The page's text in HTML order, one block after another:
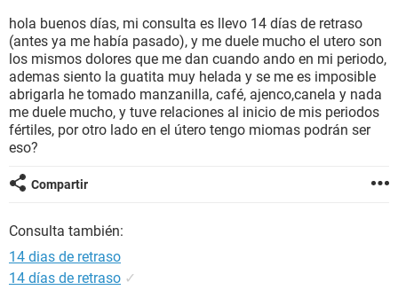
BIENESTAR
SEXUALIDAD
GLOSARIO
hola buenos días, mi consulta es llevo 14 días de retraso
(antes ya me había pasado), y me duele mucho el utero son
los mismos dolores que me dan cuando ando en mi periodo,
ademas siento la guatita muy helada y se me es imposible
abrigarla he tomado manzanilla, café, ajenco,canela y nada
me duele mucho, y tuve relaciones al inicio de mis periodos
fértiles, por otro lado en el útero tengo miomas podrán ser
eso?
Compartir
Consulta también:
14 dias de retraso
14 días de retraso ✓